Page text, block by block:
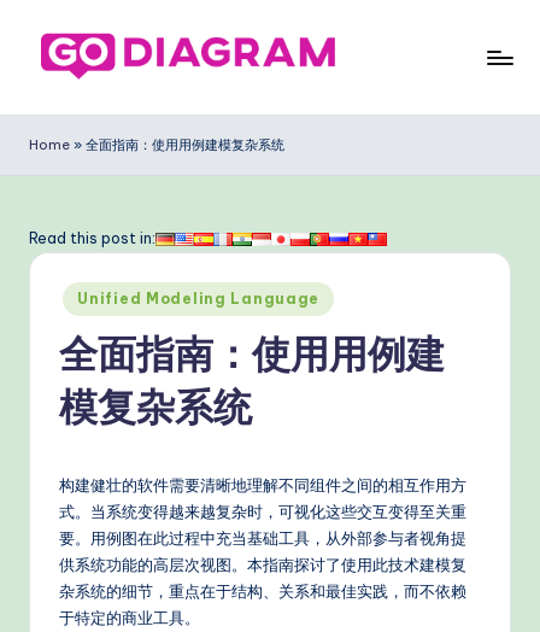
o
ia
g
ra
m
Si
m
ifi
C
Home » 全面指南：使用用例建模复杂系统
Read this post in:
Posted
in
Unified Modeling Language
全面指南：使用用例建
模复杂系统
构建健壮的软件需要清晰地理解不同组件之间的相互作用方
式。当系统变得越来越复杂时，可视化这些交互变得至关重
要。用例图在此过程中充当基础工具，从外部参与者视角提
供系统功能的高层次视图。本指南探讨了使用此技术建模复
杂系统的细节，重点在于结构、关系和最佳实践，而不依赖
于特定的商业工具。